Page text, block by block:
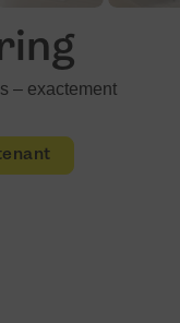
– exactement